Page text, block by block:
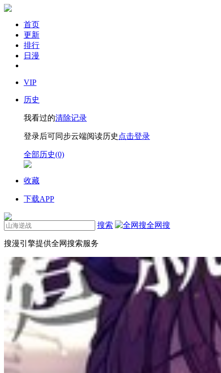
首页
更新
排行
日漫
VIP
历史
我看过的清除记录
登录后可同步云端阅读历史 点击登录
全部历史(0)
收藏
下载APP
搜索 全网搜
搜漫引擎提供全网搜索服务